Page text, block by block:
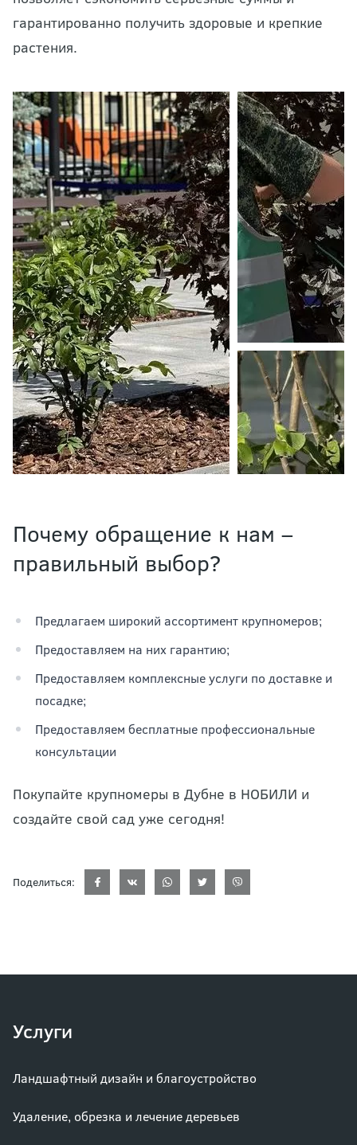
гарантированно получить здоровые и крепкие
растения.
Почему обращение к нам –
правильный выбор?
Предлагаем широкий ассортимент крупномеров;
Предоставляем на них гарантию;
Предоставляем комплексные услуги по доставке и
посадке;
Предоставляем бесплатные профессиональные
консультации
Покупайте крупномеры в Дубне в НОБИЛИ и
создайте свой сад уже сегодня!
Поделиться:
Услуги
Ландшафтный дизайн и благоустройство
Удаление, обрезка и лечение деревьев